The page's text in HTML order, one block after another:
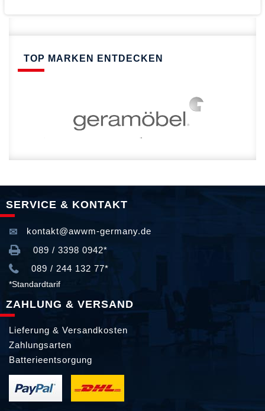
TOP MARKEN ENTDECKEN
SERVICE & KONTAKT
kontakt@awwm-germany.de
089 / 3398 0942*
089 / 244 132 77*
*Standardtarif
ZAHLUNG & VERSAND
Lieferung & Versandkosten
Zahlungsarten
Batterieentsorgung